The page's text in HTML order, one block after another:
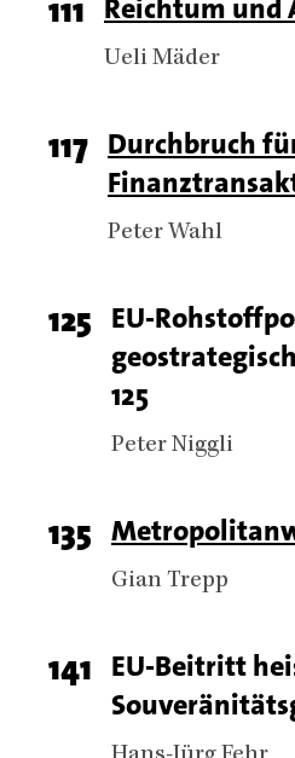
Page
number
111 Reichtum und
Authors
Ueli Mäder
Page
number
117 Titel
Durchbruch
Authors
Peter Wahl
Page
number
125 Titel
EU-
125
Authors
Peter Niggli
Page
number
135 Titel
Authors
Gian Trepp
Page
number
141 Titel
EU-Beitritt